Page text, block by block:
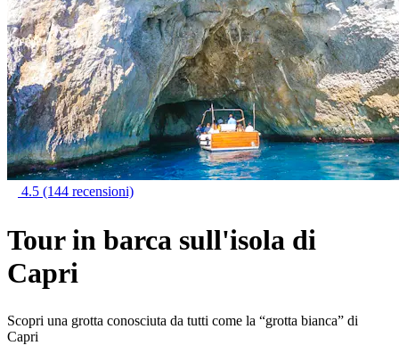
4.5 (144 recensioni)
Tour in barca sull'isola di
Capri
Scopri una grotta conosciuta da tutti come la “grotta bianca” di
Capri